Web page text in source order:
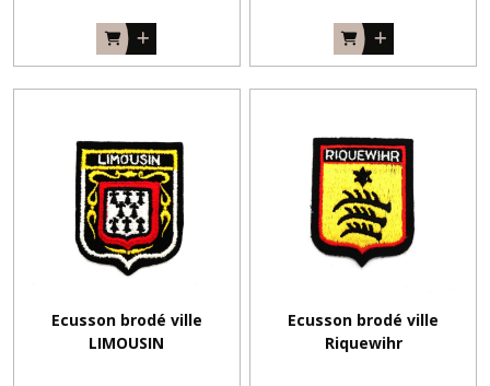
Ecusson brodé ville
LIMOUSIN
Ecusson brodé ville
Riquewihr